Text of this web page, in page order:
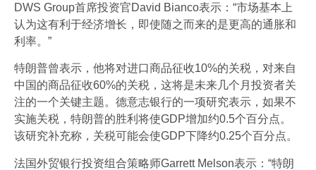
DWS Group首席投资官David Bianco表示：“市场基本上
认为这有利于经济增长，即使随之而来的是更高的通胀和
利率。”
特朗普曾表示，他将对进口商品征收10%的关税，对来自
中国的商品征收60%的关税，这将是未来几个月投资者关
注的一个关键主题。德意志银行的一项研究表示，如果不
实施关税，特朗普的胜利将使GDP增加约0.5个百分点。
该研究补充称，关税可能会使GDP下降约0.25个百分点。
法国外贸银行投资组合策略师Garrett Melson表示：“特朗